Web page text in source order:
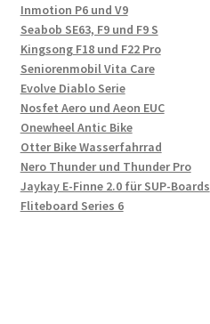
Inmotion P6 und V9
Seabob SE63, F9 und F9 S
Kingsong F18 und F22 Pro
Seniorenmobil Vita Care
Evolve Diablo Serie
Nosfet Aero und Aeon EUC
Onewheel Antic Bike
Otter Bike Wasserfahrrad
Nero Thunder und Thunder Pro
Jaykay E-Finne 2.0 für SUP-Boards
Fliteboard Series 6